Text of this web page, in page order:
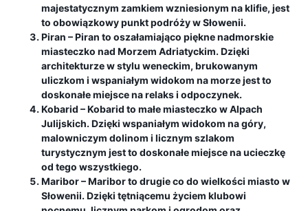
majestatycznym zamkiem wzniesionym na klifie, jest
to obowiązkowy punkt podróży w Słowenii.
Piran – Piran to oszałamiająco piękne nadmorskie
miasteczko nad Morzem Adriatyckim. Dzięki
architekturze w stylu weneckim, brukowanym
uliczkom i wspaniałym widokom na morze jest to
doskonałe miejsce na relaks i odpoczynek.
Kobarid – Kobarid to małe miasteczko w Alpach
Julijskich. Dzięki wspaniałym widokom na góry,
malowniczym dolinom i licznym szlakom
turystycznym jest to doskonałe miejsce na ucieczkę
od tego wszystkiego.
Maribor– Maribor to drugie co do wielkości miasto w
Słowenii. Dzięki tętniącemu życiem klubowi